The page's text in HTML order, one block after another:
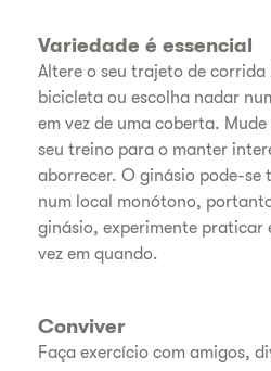
Variedade é essencial
Altere o seu trajeto de
bicicleta ou escolha nadar
em vez de uma coberta.
seu treino para o manter
aborrecer. O ginásio pode-se
num local monótono,
ginásio, experimente praticar
vez em quando.
Conviver
Faça exercício com amigos,